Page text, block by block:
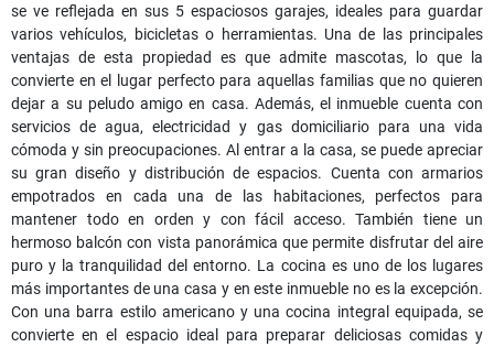
se ve reflejada en sus 5 espaciosos garajes, ideales para guardar
varios vehículos, bicicletas o herramientas. Una de las principales
ventajas de esta propiedad es que admite mascotas, lo que la
convierte en el lugar perfecto para aquellas familias que no quieren
dejar a su peludo amigo en casa. Además, el inmueble cuenta con
servicios de agua, electricidad y gas domiciliario para una vida
cómoda y sin preocupaciones. Al entrar a la casa, se puede apreciar
su gran diseño y distribución de espacios. Cuenta con armarios
empotrados en cada una de las habitaciones, perfectos para
mantener todo en orden y con fácil acceso. También tiene un
hermoso balcón con vista panorámica que permite disfrutar del aire
puro y la tranquilidad del entorno. La cocina es uno de los lugares
más importantes de una casa y en este inmueble no es la excepción.
Con una barra estilo americano y una cocina integral equipada, se
convierte en el espacio ideal para preparar deliciosas comidas y